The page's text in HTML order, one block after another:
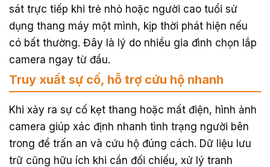
sát trực tiếp khi trẻ nhỏ hoặc người cao tuổi sử
dụng thang máy một mình, kịp thời phát hiện nếu
có bất thường. Đây là lý do nhiều gia đình chọn lắp
camera ngay từ đầu.
Truy xuất sự cố, hỗ trợ cứu hộ nhanh
Khi xảy ra sự cố kẹt thang hoặc mất điện, hình ảnh
camera giúp xác định nhanh tình trạng người bên
trong để trấn an và cứu hộ đúng cách. Dữ liệu lưu
trữ cũng hữu ích khi cần đối chiếu, xử lý tranh